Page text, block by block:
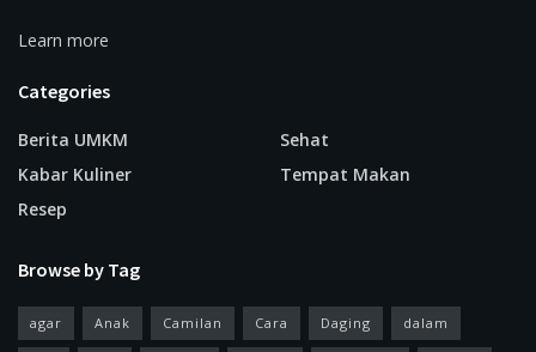
Learn more
Categories
Berita UMKM
Kabar Kuliner
Resep
Sehat
Tempat Makan
Browse by Tag
agar Anak Camilan Cara Daging dalam